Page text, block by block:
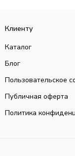
Клиенту
Каталог
Блог
Пользовательское
Публичная оферта
Политика